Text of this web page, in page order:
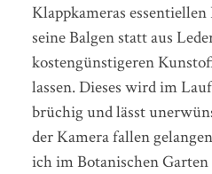
Klappkameras
seine Balgen statt aus
kostengünstigeren
lassen. Dieses wird im
brüchig und lässt
der Kamera fallen
ich im Botanischen